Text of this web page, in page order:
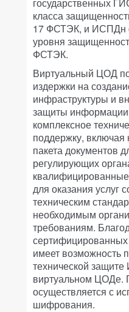
класса
17 ФСТЭК, и ИСПДн
уровня
ФСТЭК.
Виртуальный ЦОД
издержки на
инфраструктуры и
защиты
комплексное
поддержку, включая
пакета документов
регулирующих
для оказания услуг
техническим
необходимым
требованиям.
имеет возможность
технической
виртуальном ЦОДе.
осуществляется с
шифрования.